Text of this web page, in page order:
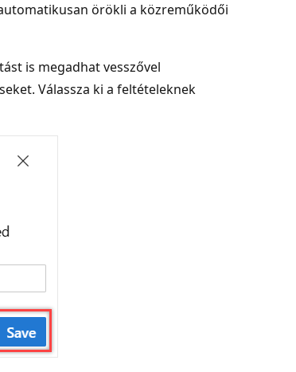
örökli a közreműködői
is megadhat vesszővel
Válassza ki a feltételeknek